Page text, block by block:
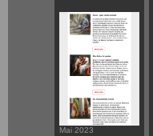
Mai 2023